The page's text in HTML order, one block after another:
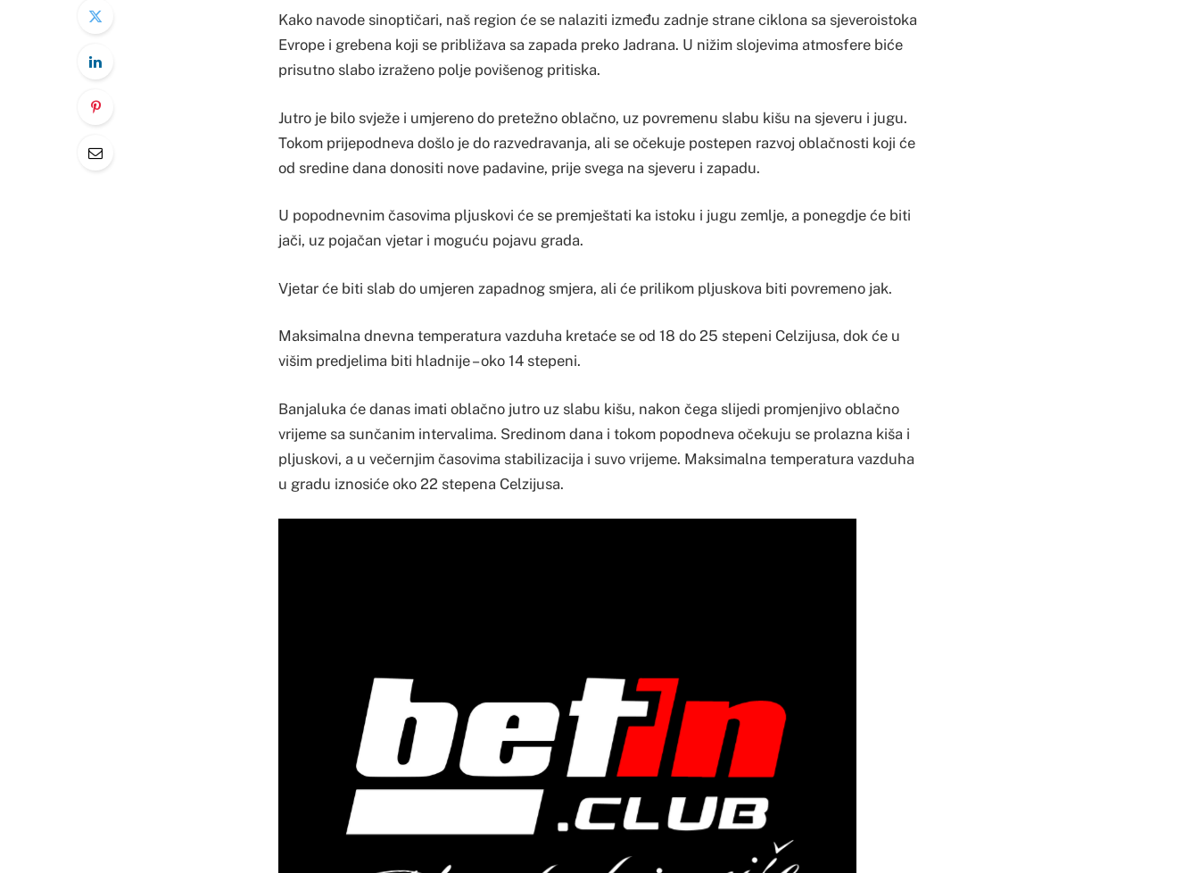
Kako navode sinoptičari, naš region će se nalaziti između zadnje strane ciklona sa sjeveroistoka
Evrope i grebena koji se približava sa zapada preko Jadrana. U nižim slojevima atmosfere biće
prisutno slabo izraženo polje povišenog pritiska.
Jutro je bilo svježe i umjereno do pretežno oblačno, uz povremenu slabu kišu na sjeveru i jugu.
Tokom prijepodneva došlo je do razvedravanja, ali se očekuje postepen razvoj oblačnosti koji će
od sredine dana donositi nove padavine, prije svega na sjeveru i zapadu.
U popodnevnim časovima pljuskovi će se premještati ka istoku i jugu zemlje, a ponegdje će biti
jači, uz pojačan vjetar i moguću pojavu grada.
Vjetar će biti slab do umjeren zapadnog smjera, ali će prilikom pljuskova biti povremeno jak.
Maksimalna dnevna temperatura vazduha kretaće se od 18 do 25 stepeni Celzijusa, dok će u
višim predjelima biti hladnije – oko 14 stepeni.
Banjaluka će danas imati oblačno jutro uz slabu kišu, nakon čega slijedi promjenjivo oblačno
vrijeme sa sunčanim intervalima. Sredinom dana i tokom popodneva očekuju se prolazna kiša i
pljuskovi, a u večernjim časovima stabilizacija i suvo vrijeme. Maksimalna temperatura vazduha
u gradu iznosiće oko 22 stepena Celzijusa.